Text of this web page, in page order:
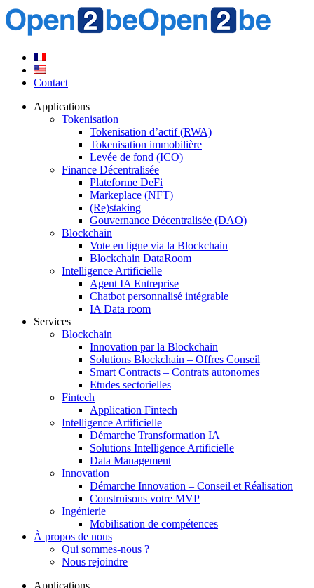
Contact
Applications
Tokenisation
Tokenisation d’actif (RWA)
Tokenisation immobilière
Levée de fond (ICO)
Finance Décentralisée
Plateforme DeFi
Markeplace (NFT)
(Re)staking
Gouvernance Décentralisée (DAO)
Blockchain
Vote en ligne via la Blockchain
Blockchain DataRoom
Intelligence Artificielle
Agent IA Entreprise
Chatbot personnalisé intégrable
IA Data room
Services
Blockchain
Innovation par la Blockchain
Solutions Blockchain – Offres Conseil
Smart Contracts – Contrats autonomes
Etudes sectorielles
Fintech
Application Fintech
Intelligence Artificielle
Démarche Transformation IA
Solutions Intelligence Artificielle
Data Management
Innovation
Démarche Innovation – Conseil et Réalisation
Construisons votre MVP
Ingénierie
Mobilisation de compétences
À propos de nous
Qui sommes-nous ?
Nous rejoindre
Applications